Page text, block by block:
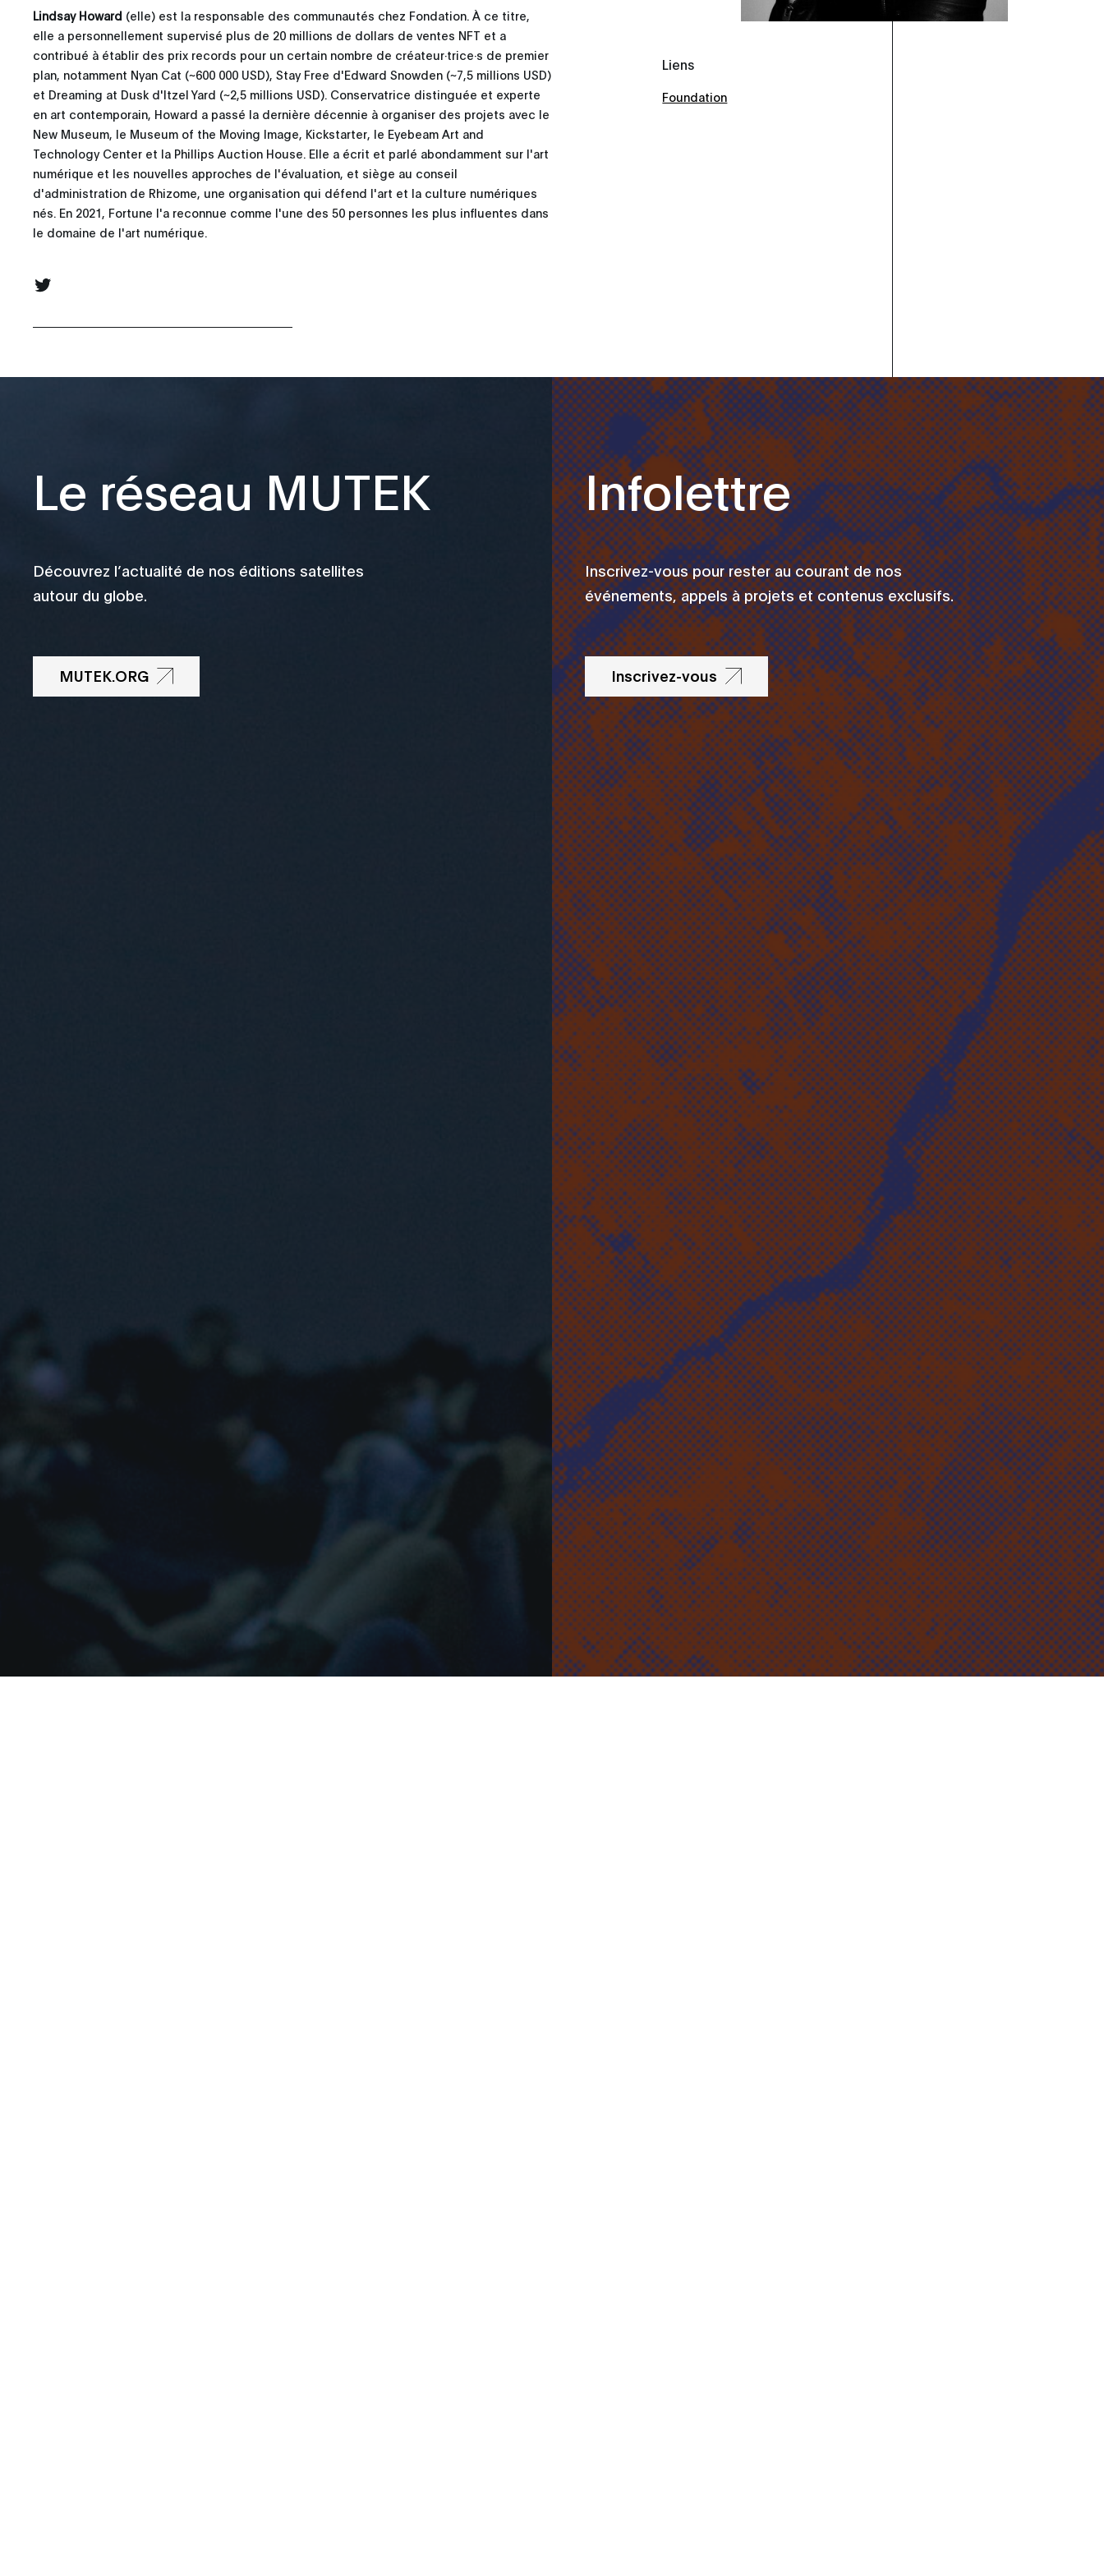
Lindsay Howard (elle) est la responsable des communautés chez Fondation. À ce titre,
elle a personnellement supervisé plus de 20 millions de dollars de ventes NFT et a
contribué à établir des prix records pour un certain nombre de créateur·trice·s de premier
plan, notamment Nyan Cat (~600 000 USD), Stay Free d'Edward Snowden (~7,5 millions USD)
et Dreaming at Dusk d'Itzel Yard (~2,5 millions USD). Conservatrice distinguée et experte
en art contemporain, Howard a passé la dernière décennie à organiser des projets avec le
New Museum, le Museum of the Moving Image, Kickstarter, le Eyebeam Art and
Technology Center et la Phillips Auction House. Elle a écrit et parlé abondamment sur l'art
numérique et les nouvelles approches de l'évaluation, et siège au conseil
d'administration de Rhizome, une organisation qui défend l'art et la culture numériques
nés. En 2021, Fortune l'a reconnue comme l'une des 50 personnes les plus influentes dans
le domaine de l'art numérique.
Liens
Foundation
Le réseau MUTEK
Découvrez l’actualité de nos éditions satellites
autour du globe.
MUTEK.ORG
Infolettre
Inscrivez-vous pour rester au courant de nos
événements, appels à projets et contenus exclusifs.
Inscrivez-vous